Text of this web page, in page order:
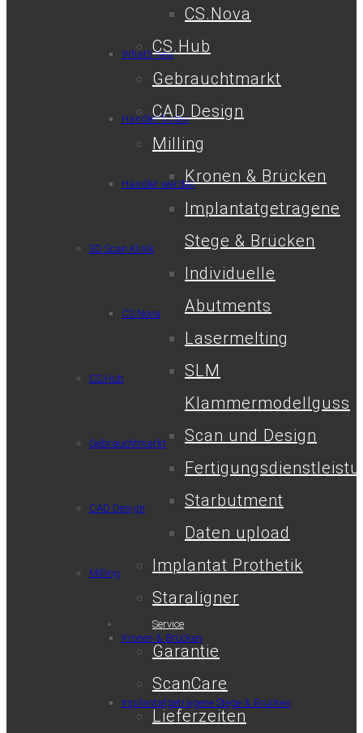
What’s new
Händler finden
Händler werden
3D Scan Klinik
CS.Nova
CS.Hub
Gebrauchtmarkt
CAD Design
Milling
Kronen & Brücken
Implantatgetragene Stege & Brücken
CS.Nova
CS.Hub
Gebrauchtmarkt
CAD Design
Milling
Kronen & Brücken
Implantatgetragene
Stege & Brücken
Individuelle
Abutments
Lasermelting
SLM
Klammermodellguss
Scan und Design
Starbutment
Daten upload
Implantat Prothetik
Staraligner
Service
Garantie
ScanCare
Lieferzeiten